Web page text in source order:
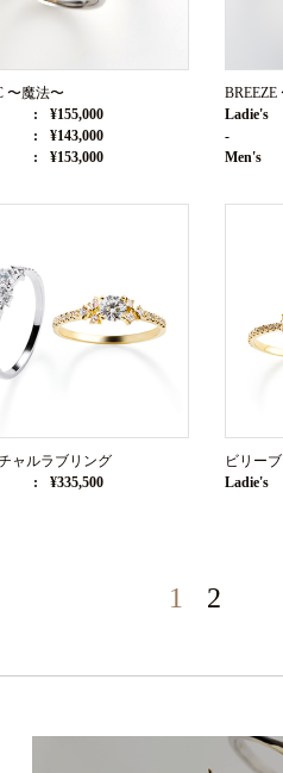
〜魔法〜
¥155,000
¥143,000
¥153,000
Ladie's
-
Men's
ャルラブリング
¥335,500
ビリー
Ladie's
1 2